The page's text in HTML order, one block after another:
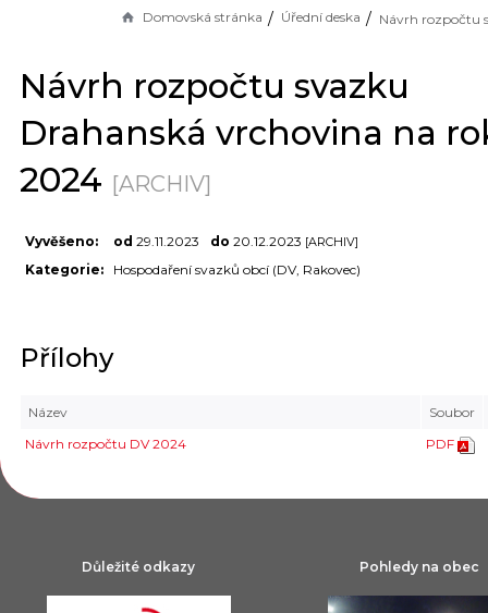
Domovská stránka Úřední deska
Návrh rozpočtu svazku
Drahanská vrchovina na
2024 [ARCHIV]
Vyvěšeno: od 29.11.2023 do 20.12.2023 [ARCHIV]
Kategorie: Hospodaření svazků obcí (DV, Rakovec)
Přílohy
Název
Soubor
Návrh rozpočtu DV 2024
PDF
Důležité odkazy Pohledy na obec